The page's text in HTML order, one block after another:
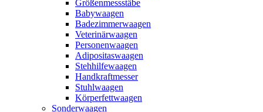
Größenmessstäbe
Babywaagen
Badezimmerwaagen
Veterinärwaagen
Personenwaagen
Adipositaswaagen
Stehhilfewaagen
Handkraftmesser
Stuhlwaagen
Körperfettwaagen
Sonderwaagen